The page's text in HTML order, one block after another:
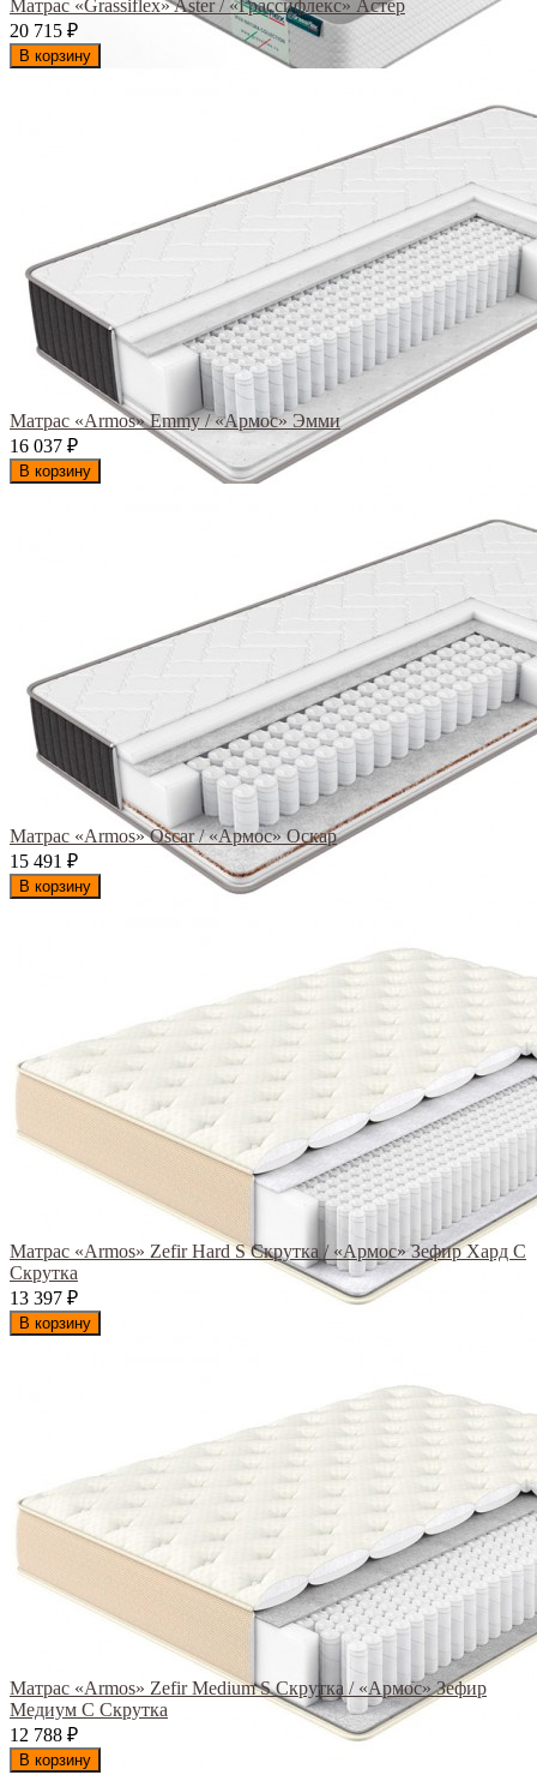
Матрас «Grassiflex» Aster / «Грассифлекс» Астер
20 715 ₽
В корзину
Матрас «Armos» Emmy / «Армос» Эмми
16 037 ₽
В корзину
Матрас «Armos» Oscar / «Армос» Оскар
15 491
₽
В корзину
Матрас «Armos» Zefir Hard S Скрутка / «Армос» Зефир Хард С
Скрутка
13 397 ₽
В корзину
Матрас «Armos» Zefir Medium S Скрутка / «Армос» Зефир
Медиум С Скрутка
12 788 ₽
В корзину